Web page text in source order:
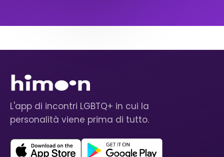
L'app di incontri LGBTQ+ in cui la
personalità viene prima di tutto.